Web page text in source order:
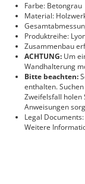
Farbe: Betongrau
Material:
Produktreihe:
Zusammenbau
ACHTUNG: Um
Wandhalterung
Bitte beachten:
enthalten.
Zweifelsfall holen
Anweisungen
Legal Documents:
Weitere